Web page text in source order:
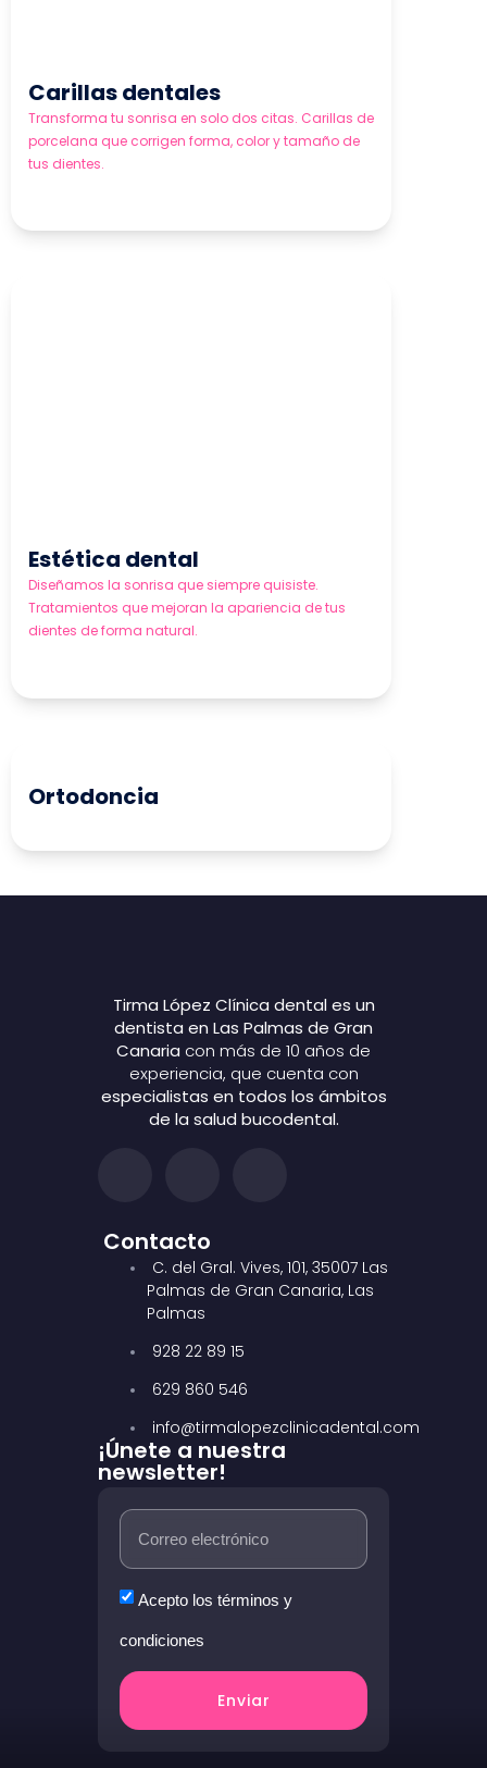
Carillas dentales
Transforma tu sonrisa en solo dos citas. Carillas de
porcelana que corrigen forma, color y tamaño de
tus dientes.
Estética dental
Diseñamos la sonrisa que siempre quisiste.
Tratamientos que mejoran la apariencia de tus
dientes de forma natural.
Ortodoncia
Tirma López Clínica dental es un
dentista en Las Palmas de Gran
Canaria con más de 10 años de
experiencia, que cuenta con
especialistas en todos los ámbitos
de la salud bucodental.
Contacto
C. del Gral. Vives, 101, 35007 Las
Palmas de Gran Canaria, Las
Palmas
928 22 89 15
629 860 546
info@tirmalopezclinicadental.com
¡Únete a nuestra
newsletter!
Acepto los términos y
condiciones
Enviar